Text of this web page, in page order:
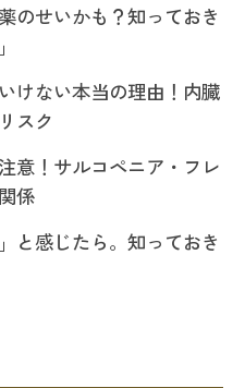
のせいかも？知っておき
けない本当の理由！内臓
スク
意！サルコペニア・フレ
係
と感じたら。知っておき